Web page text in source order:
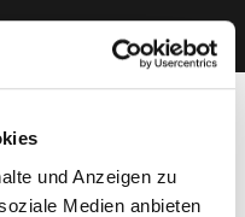
und Anzeigen zu
Medien anbieten